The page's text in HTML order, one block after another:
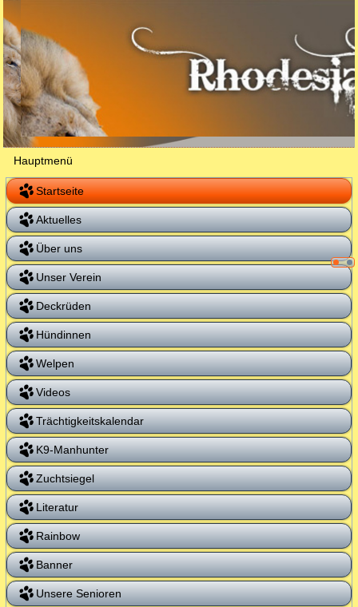
Hauptmenü
Startseite
Aktuelles
Über uns
Unser Verein
Deckrüden
Hündinnen
Welpen
Videos
Trächtigkeitskalendar
K9-Manhunter
Zuchtsiegel
Literatur
Rainbow
Banner
Unsere Senioren